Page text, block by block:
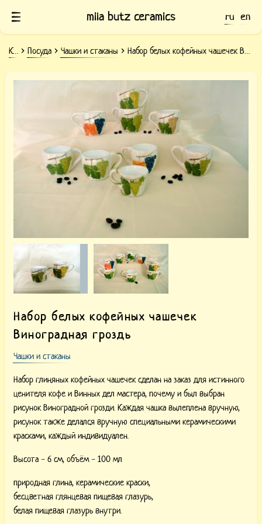
mila butz ceramics ru en
Керамика Посуда Чашки и стаканы Набор белых кофейных чашечек Виноградная гроздь
Набор кофейных керамических
чашечек Виноградная гроздь
Набор белых кофейных чашечек
Виноградная гроздь
Чашки и стаканы
Набор глиняных кофейных чашечек сделан на заказ для истинного
ценителя кофе и Винных дел мастера, почему и был выбран
рисунок Виноградной грозди. Каждая чашка вылеплена вручную,
рисунок также делался вручную специальными керамическими
красками, каждый индивидуален.
Высота - 6 см, объём - 100 мл
природная глина, керамические краски,
бесцветная глянцевая пищевая глазурь,
белая пищевая глазурь внутри.